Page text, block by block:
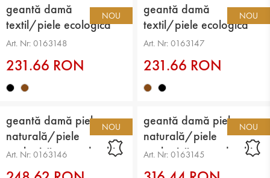
NOU
geantă damă
textil/piele ecologică
negru
Art. Nr: 0163148
231.66 RON
NOU
geantă damă
textil/piele ecologică
maro
Art. Nr: 0163147
231.66 RON
NOU
geantă damă piele
naturală/piele
ecologică maro deschis
Art. Nr: 0163146
NOU
geantă damă piele
naturală/piele
ecologică maro deschis
Art. Nr: 0163145